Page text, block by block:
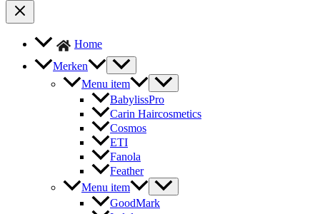
Home
Merken
Menu item
BabylissPro
Carin Haircosmetics
Cosmos
ETI
Fanola
Feather
Menu item
GoodMark